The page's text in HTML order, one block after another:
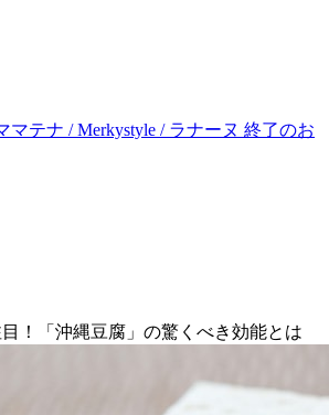
マテナ / Merkystyle / ラナーヌ 終了のお
！「沖縄豆腐」の驚くべき効能とは